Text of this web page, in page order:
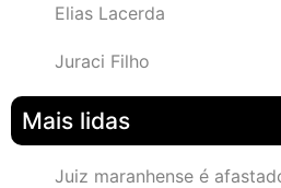
Elias Lacerda
Juraci Filho
Mais lidas
Juiz maranhense é